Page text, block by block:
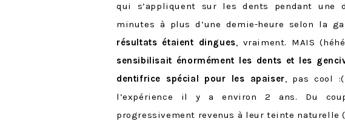
qui s’appliquent sur les dents pendant une
minutes à plus d’une demie-heure selon la
résultats étaient dingues, vraiment. MAIS
sensibilisait énormément les dents et les
dentifrice spécial pour les apaiser, pas cool
l’expérience il y a environ 2 ans. Du
progressivement revenus à leur teinte naturelle